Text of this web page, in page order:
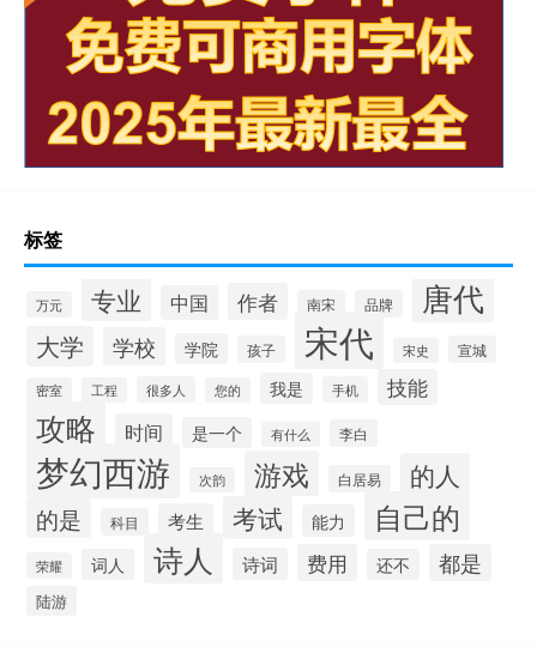
标签
万元 专业 中国 作者 南宋 品牌 唐代
大学 学校 学院 孩子 宋代 宋史 宣城
密室 工程 很多人 您的 我是 手机 技能
攻略 时间 是一个 有什么 李白
梦幻西游 次韵 游戏 白居易 的人
的是 科目 考生 考试 能力 自己的
荣耀 词人 诗人 诗词 费用 还不 都是
陆游